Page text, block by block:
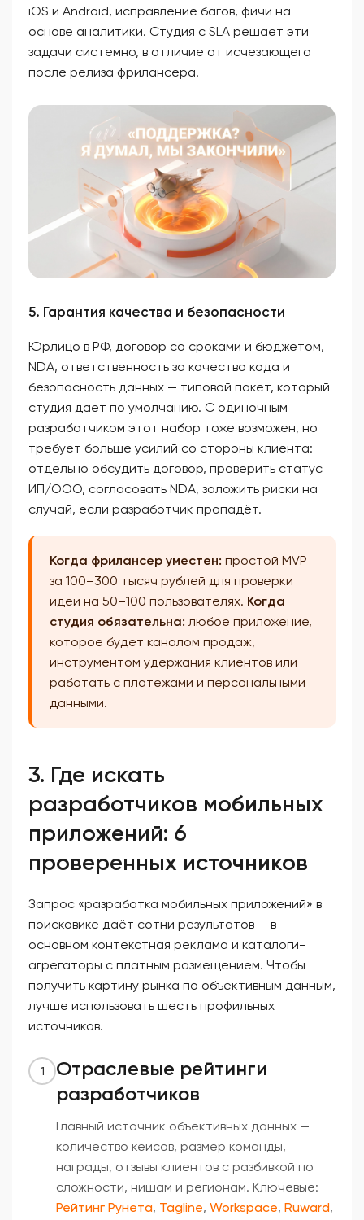
iOS и Android, исправление багов, фичи на
основе аналитики. Студия с SLA решает эти
задачи системно, в отличие от исчезающего
после релиза фрилансера.
5. Гарантия качества и безопасности
Юрлицо в РФ, договор со сроками и бюджетом,
NDA, ответственность за качество кода и
безопасность данных — типовой пакет, который
студия даёт по умолчанию. С одиночным
разработчиком этот набор тоже возможен, но
требует больше усилий со стороны клиента:
отдельно обсудить договор, проверить статус
ИП/ООО, согласовать NDA, заложить риски на
случай, если разработчик пропадёт.
Когда фрилансер уместен: простой MVP
за 100–300 тысяч рублей для проверки
идеи на 50–100 пользователях. Когда
студия обязательна: любое приложение,
которое будет каналом продаж,
инструментом удержания клиентов или
работать с платежами и персональными
данными.
3. Где искать
разработчиков мобильных
приложений: 6
проверенных источников
Запрос «разработка мобильных приложений» в
поисковике даёт сотни результатов — в
основном контекстная реклама и каталоги-
агрегаторы с платным размещением. Чтобы
получить картину рынка по объективным данным,
лучше использовать шесть профильных
источников.
1
Отраслевые рейтинги
разработчиков
Главный источник объективных данных —
количество кейсов, размер команды,
награды, отзывы клиентов с разбивкой по
сложности, нишам и регионам. Ключевые:
Рейтинг Рунета, Tagline, Workspace, Ruward,